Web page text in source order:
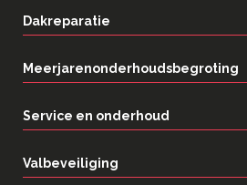
Dakreparatie
Meerjarenonderhoudsbegroting
Service en onderhoud
Valbeveiliging